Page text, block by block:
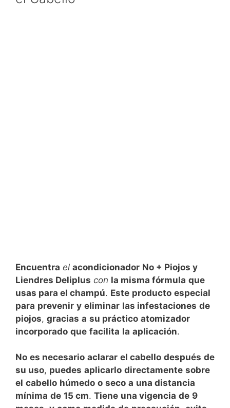
Encuentra el acondicionador No + Piojos y
Liendres Deliplus con la misma fórmula que
usas para el champú. Este producto especial
para prevenir y eliminar las infestaciones de
piojos, gracias a su práctico atomizador
incorporado que facilita la aplicación.
No es necesario aclarar el cabello después de
su uso, puedes aplicarlo directamente sobre
el cabello húmedo o seco a una distancia
mínima de 15 cm. Tiene una vigencia de 9